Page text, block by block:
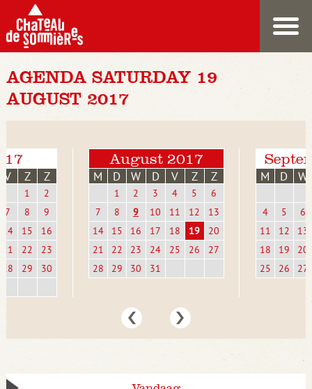
AGENDA SATURDAY 19
AUGUST 2017
V Z Z
1
2
7
8
9
14
15
16
21
22
23
28
29 30
August 2017
M D W D V Z Z
1 2 3 4 5
6
7
8 9 10 11 12
13
14
15 16 17 18 19
20
21
22 23 24 25 26
27
28
29 30 31
M D W
4 5
6
11
12
13
18
19
20
25
26 27